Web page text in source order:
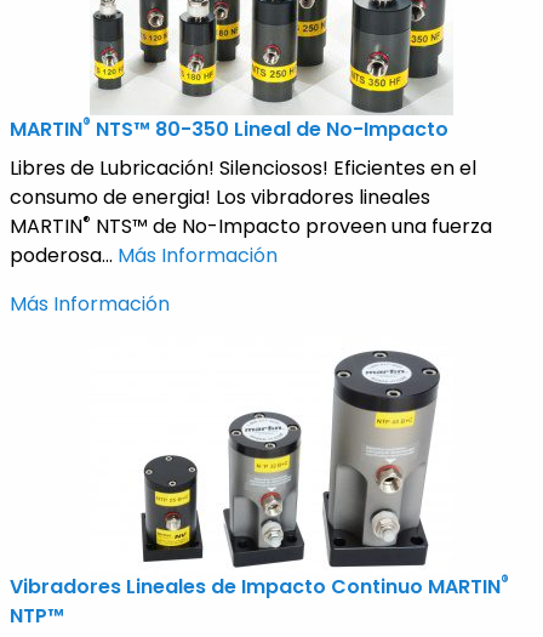
MARTIN® NTS™ 80-350 Lineal de No-Impacto
Libres de Lubricación! Silenciosos! Eficientes en el
consumo de energia! Los vibradores lineales
MARTIN® NTS™ de No-Impacto proveen una fuerza
poderosa... Más Información
Más Información
Vibradores Lineales de Impacto Continuo MARTIN®
NTP™